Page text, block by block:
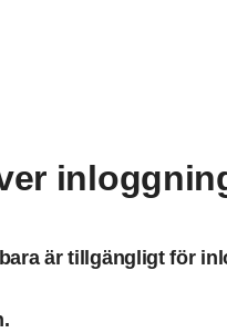
är tillgängligt för